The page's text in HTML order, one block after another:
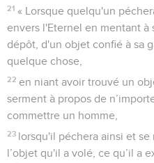
21 « Lorsque quelqu'un
envers l'Eternel en mentant à
dépôt, d'un objet confié à sa
quelque chose,
22 en niant avoir trouvé un
serment à propos de
commettre un homme,
23 lorsqu'il péchera ainsi et
l’objet qu'il a volé, ce qu’il a